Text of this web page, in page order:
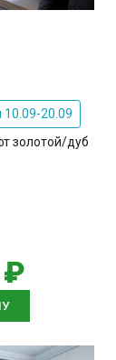
20.09
золотой/дуб
₽